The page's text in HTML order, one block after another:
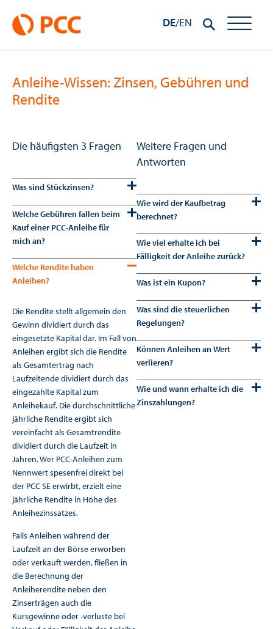
DE/EN
Anleihe-Wissen: Zinsen, Gebühren und
Rendite
Die häufigsten 3 Fragen
Was sind Stückzinsen?
Welche Gebühren fallen beim
Kauf einer PCC-Anleihe für
mich an?
Welche Rendite haben
Anleihen?
Die Rendite stellt allgemein den
Gewinn dividiert durch das
eingesetzte Kapital dar. Im Fall von
Anleihen ergibt sich die Rendite
als Gesamtertrag nach
Laufzeitende dividiert durch das
eingezahlte Kapital zum
Anleihekauf. Die durchschnittliche
jährliche Rendite ergibt sich
vereinfacht als Gesamtrendite
dividiert durch die Laufzeit in
Jahren. Wer PCC-Anleihen zum
Nennwert spesenfrei direkt bei
der PCC SE erwirbt, erzielt eine
jährliche Rendite in Höhe des
Anleihezinssatzes.
Falls Anleihen während der
Laufzeit an der Börse erworben
oder verkauft werden, fließen in
die Berechnung der
Anleiherendite neben den
Zinserträgen auch die
Kursgewinne oder -verluste bei
Weitere Fragen und
Antworten
Wie wird der Kaufbetrag
berechnet?
Wie viel erhalte ich bei
Fälligkeit der Anleihe zurück?
Was ist ein Kupon?
Was sind die steuerlichen
Regelungen?
Können Anleihen an Wert
verlieren?
Wie und wann erhalte ich die
Zinszahlungen?